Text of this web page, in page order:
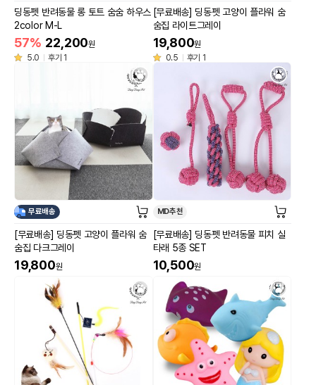
딩동펫 반려동물 롱 토트 숨숨 하우스
2color M-L
57% 22,200원
5.0
후기 1
[무료배송] 딩동펫 고양이 플라워 숨
숨집 라이트그레이
19,800원
0.5
후기 1
무료배송
[무료배송] 딩동펫 고양이 플라워 숨
숨집 다크그레이
19,800원
MD추천
[무료배송] 딩동펫 반려동물 피치 실
타래 5종 SET
10,500원